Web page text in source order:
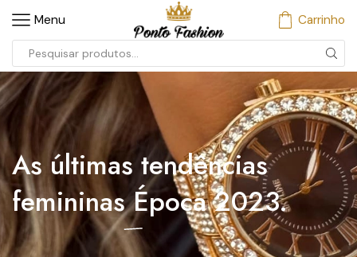
Menu Carrinho
As últimas tendências
femininasÉpoca 2023.